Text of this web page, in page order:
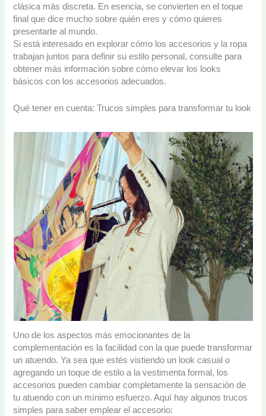
clásica más discreta. En esencia, se convierten en el toque
final que dice mucho sobre quién eres y cómo quieres
presentarte al mundo.
Si está interesado en explorar cómo los accesorios y la ropa
trabajan juntos para definir su estilo personal, consulte para
obtener más información sobre cómo elevar los looks
básicos con los accesorios adecuados.
Qué tener en cuenta: Trucos simples para transformar tu look
Uno de los aspectos más emocionantes de la
complementación es la facilidad con la que puede transformar
un atuendo. Ya sea que estés vistiendo un look casual o
agregando un toque de estilo a la vestimenta formal, los
accesorios pueden cambiar completamente la sensación de
tu atuendo con un mínimo esfuerzo. Aquí hay algunos trucos
simples para saber emplear el accesorio: